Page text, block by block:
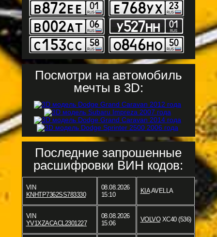
Посмотри на автомобиль
мечты в 3D:
Последние запрошенные
расшифровки ВИН кодов:
VIN
KNHTP7362SS783330
08.08.2026
15:10
KIAAVELLA
VIN
YV1XZACACL2301227
08.08.2026
15:06
VOLVOXC40 (536)